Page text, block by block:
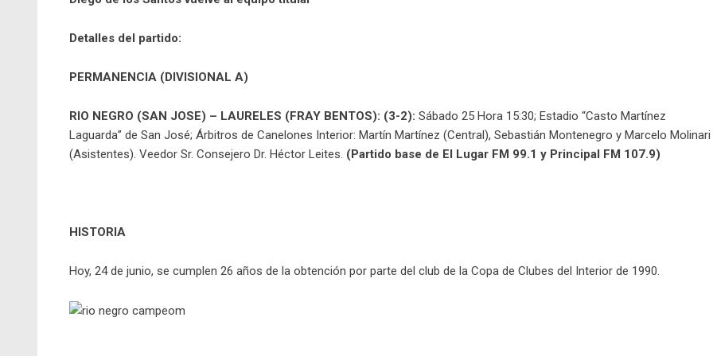
Detalles del partido:
PERMANENCIA (DIVISIONAL A)
RIO NEGRO (SAN JOSE) – LAURELES (FRAY BENTOS): (3-2): Sábado 25 Hora 15:30; Estadio “Casto Martínez
Laguarda” de San José; Árbitros de Canelones Interior: Martín Martínez (Central), Sebastián Montenegro y Marcelo Molinari
(Asistentes). Veedor Sr. Consejero Dr. Héctor Leites. (Partido base de El Lugar FM 99.1 y Principal FM 107.9)
HISTORIA
Hoy, 24 de junio, se cumplen 26 años de la obtención por parte del club de la Copa de Clubes del Interior de 1990.